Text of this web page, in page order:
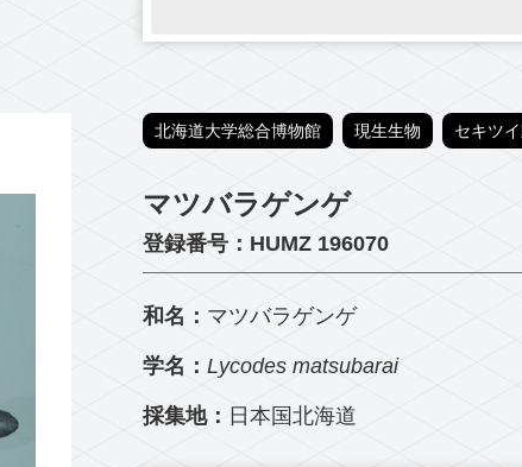
北海道大学総合博物館 現生生物 セキツ
マツバラゲンゲ
登録番号：HUMZ 196070
和名： マツバラゲンゲ
学名： Lycodes matsubarai
採集地： 日本国北海道